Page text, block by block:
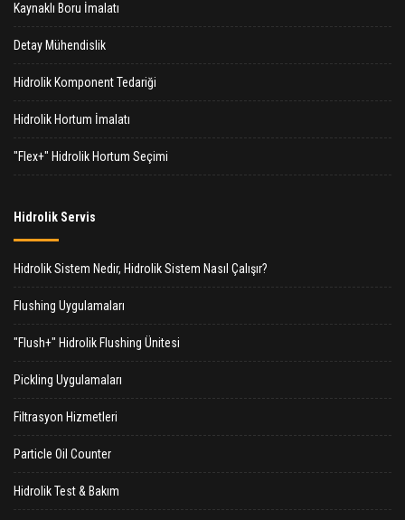
Kaynaklı Boru İmalatı
Detay Mühendislik
Hidrolik Komponent Tedariği
Hidrolik Hortum İmalatı
"Flex+" Hidrolik Hortum Seçimi
Hidrolik Servis
Hidrolik Sistem Nedir, Hidrolik Sistem Nasıl Çalışır?
Flushing Uygulamaları
"Flush+" Hidrolik Flushing Ünitesi
Pickling Uygulamaları
Filtrasyon Hizmetleri
Particle Oil Counter
Hidrolik Test & Bakım